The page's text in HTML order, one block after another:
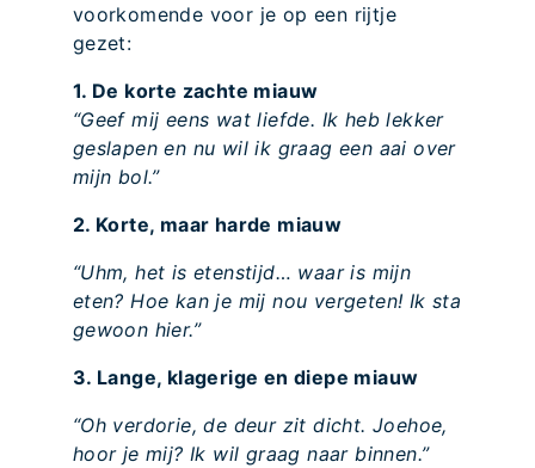
voorkomende voor je op een rijtje
gezet:
1. De korte zachte miauw
“Geef mij eens wat liefde. Ik heb lekker
geslapen en nu wil ik graag een aai over
mijn bol.”
2. Korte, maar harde miauw
“Uhm, het is etenstijd… waar is mijn
eten? Hoe kan je mij nou vergeten! Ik sta
gewoon hier.”
3. Lange, klagerige en diepe miauw
“Oh verdorie, de deur zit dicht. Joehoe,
hoor je mij? Ik wil graag naar binnen.”